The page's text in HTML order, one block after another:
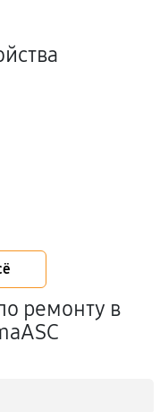
ремонту в